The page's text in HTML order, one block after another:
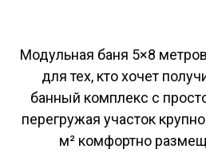
Модульная баня 5×8
для тех, кто хочет
банный комплекс с
перегружая участок
м² комфортно